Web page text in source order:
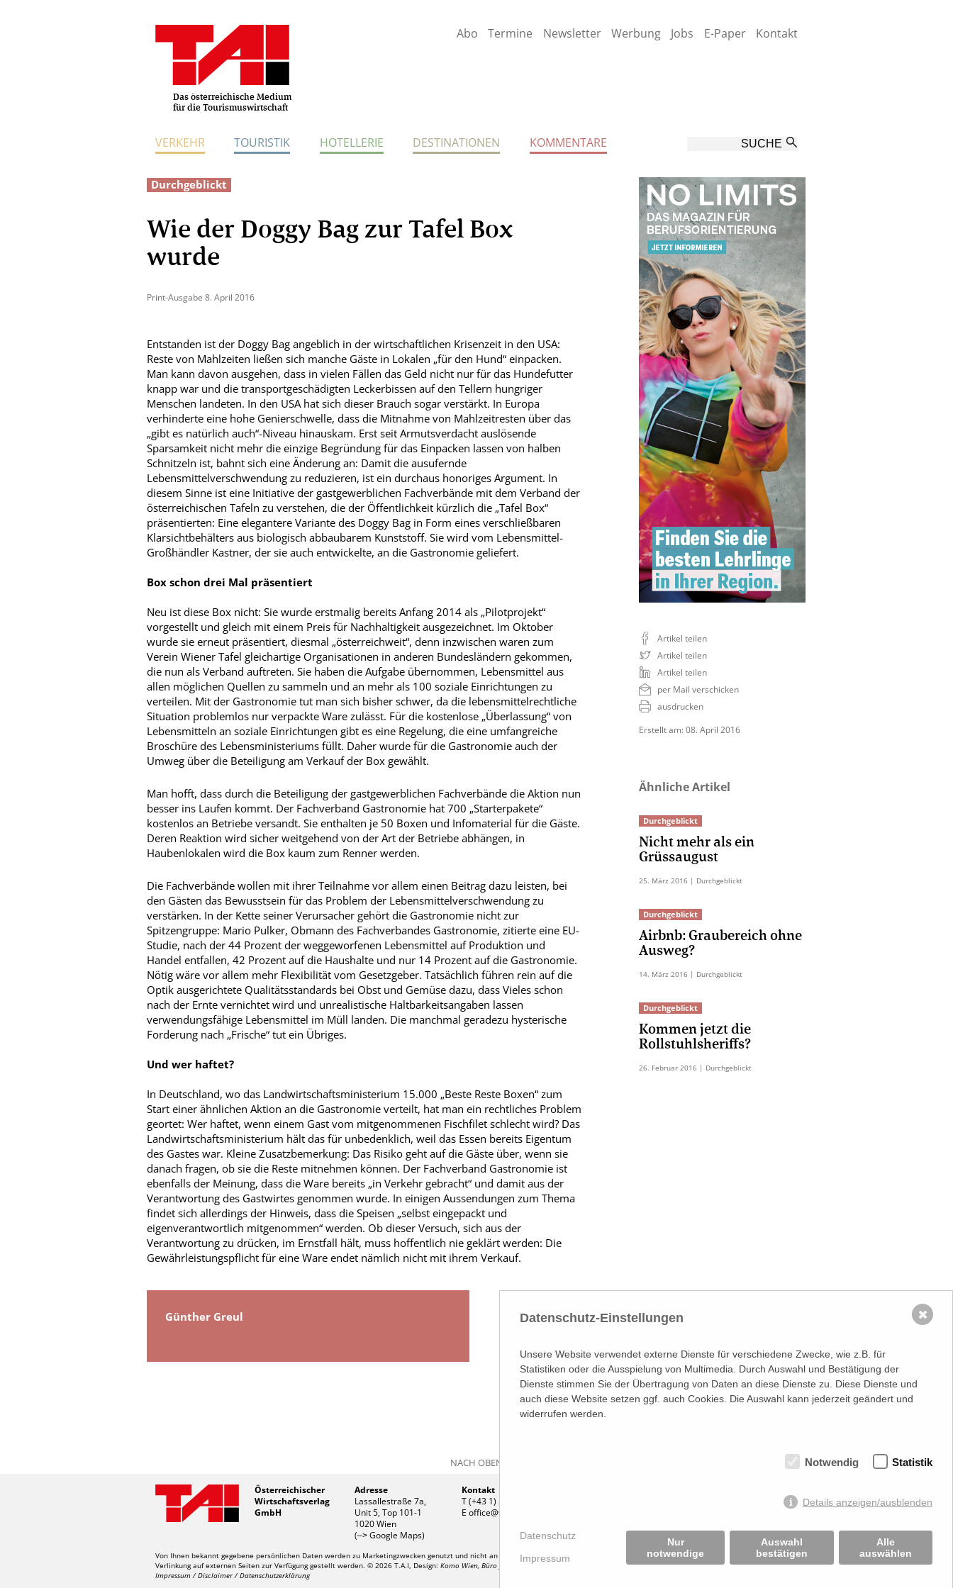
Das österreichische Medium
für die Tourismuswirtschaft
Abo Termine Newsletter Werbung Jobs E-Paper Kontakt
VERKEHR TOURISTIK HOTELLERIE DESTINATIONEN KOMMENTARE
Durchgeblickt
Wie der Doggy Bag zur Tafel Box
wurde
Print-Ausgabe 8. April 2016
Entstanden ist der Doggy Bag angeblich in der wirtschaftlichen Krisenzeit in den USA:
Reste von Mahlzeiten ließen sich manche Gäste in Lokalen „für den Hund“ einpacken.
Man kann davon ausgehen, dass in vielen Fällen das Geld nicht nur für das Hundefutter
knapp war und die transportgeschädigten Leckerbissen auf den Tellern hungriger
Menschen landeten. In den USA hat sich dieser Brauch sogar verstärkt. In Europa
verhinderte eine hohe Genierschwelle, dass die Mitnahme von Mahlzeitresten über das
„gibt es natürlich auch“-Niveau hinauskam. Erst seit Armutsverdacht auslösende
Sparsamkeit nicht mehr die einzige Begründung für das Einpacken lassen von halben
Schnitzeln ist, bahnt sich eine Änderung an: Damit die ausufernde
Lebensmittelverschwendung zu reduzieren, ist ein durchaus honoriges Argument. In
diesem Sinne ist eine Initiative der gastgewerblichen Fachverbände mit dem Verband der
österreichischen Tafeln zu verstehen, die der Öffentlichkeit kürzlich die „Tafel Box“
präsentierten: Eine elegantere Variante des Doggy Bag in Form eines verschließbaren
Klarsichtbehälters aus biologisch abbaubarem Kunststoff. Sie wird vom Lebensmittel-
Großhändler Kastner, der sie auch entwickelte, an die Gastronomie geliefert.
Box schon drei Mal präsentiert
Neu ist diese Box nicht: Sie wurde erstmalig bereits Anfang 2014 als „Pilotprojekt“
vorgestellt und gleich mit einem Preis für Nachhaltigkeit ausgezeichnet. Im Oktober
wurde sie erneut präsentiert, diesmal „österreichweit“, denn inzwischen waren zum
Verein Wiener Tafel gleichartige Organisationen in anderen Bundesländern gekommen,
die nun als Verband auftreten. Sie haben die Aufgabe übernommen, Lebensmittel aus
allen möglichen Quellen zu sammeln und an mehr als 100 soziale Einrichtungen zu
verteilen. Mit der Gastronomie tut man sich bisher schwer, da die lebensmittelrechtliche
Situation problemlos nur verpackte Ware zulässt. Für die kostenlose „Überlassung“ von
Lebensmitteln an soziale Einrichtungen gibt es eine Regelung, die eine umfangreiche
Broschüre des Lebensministeriums füllt. Daher wurde für die Gastronomie auch der
Umweg über die Beteiligung am Verkauf der Box gewählt.
Man hofft, dass durch die Beteiligung der gastgewerblichen Fachverbände die Aktion nun
besser ins Laufen kommt. Der Fachverband Gastronomie hat 700 „Starterpakete“
kostenlos an Betriebe versandt. Sie enthalten je 50 Boxen und Infomaterial für die Gäste.
Deren Reaktion wird sicher weitgehend von der Art der Betriebe abhängen, in
Haubenlokalen wird die Box kaum zum Renner werden.
Die Fachverbände wollen mit ihrer Teilnahme vor allem einen Beitrag dazu leisten, bei
den Gästen das Bewusstsein für das Problem der Lebensmittelverschwendung zu
verstärken. In der Kette seiner Verursacher gehört die Gastronomie nicht zur
Spitzengruppe: Mario Pulker, Obmann des Fachverbandes Gastronomie, zitierte eine EU-
Studie, nach der 44 Prozent der weggeworfenen Lebensmittel auf Produktion und
Handel entfallen, 42 Prozent auf die Haushalte und nur 14 Prozent auf die Gastronomie.
Nötig wäre vor allem mehr Flexibilität vom Gesetzgeber. Tatsächlich führen rein auf die
Optik ausgerichtete Qualitätsstandards bei Obst und Gemüse dazu, dass Vieles schon
nach der Ernte vernichtet wird und unrealistische Haltbarkeitsangaben lassen
verwendungsfähige Lebensmittel im Müll landen. Die manchmal geradezu hysterische
Forderung nach „Frische“ tut ein Übriges.
Und wer haftet?
In Deutschland, wo das Landwirtschaftsministerium 15.000 „Beste Reste Boxen“ zum
Start einer ähnlichen Aktion an die Gastronomie verteilt, hat man ein rechtliches Problem
geortet: Wer haftet, wenn einem Gast vom mitgenommenen Fischfilet schlecht wird? Das
Landwirtschaftsministerium hält das für unbedenklich, weil das Essen bereits Eigentum
des Gastes war. Kleine Zusatzbemerkung: Das Risiko geht auf die Gäste über, wenn sie
danach fragen, ob sie die Reste mitnehmen können. Der Fachverband Gastronomie ist
ebenfalls der Meinung, dass die Ware bereits „in Verkehr gebracht“ und damit aus der
Verantwortung des Gastwirtes genommen wurde. In einigen Aussendungen zum Thema
findet sich allerdings der Hinweis, dass die Speisen „selbst eingepackt und
eigenverantwortlich mitgenommen“ werden. Ob dieser Versuch, sich aus der
Verantwortung zu drücken, im Ernstfall hält, muss hoffentlich nie geklärt werden: Die
Gewährleistungspflicht für eine Ware endet nämlich nicht mit ihrem Verkauf.
Günther Greul
Artikel teilen
Artikel teilen
Artikel teilen
per Mail verschicken
ausdrucken
Erstellt am: 08. April 2016
Ähnliche Artikel
Durchgeblickt
Nicht mehr als ein
Grüssaugust
25. März2016| Durchgeblickt
Durchgeblickt
Airbnb: Graubereich ohne
Ausweg?
14. März2016| Durchgeblickt
Durchgeblickt
Kommen jetzt die
Rollstuhlsheriffs?
26. Februar2016| Durchgeblickt
NACH OBEN
Österreichischer
Wirtschaftsverlag
GmbH
Adresse
Lassallestraße 7a,
Unit 5, Top 101-1
1020 Wien
(–>Google Maps)
Kontakt
T (+43 1) 546 64-0
E office@wirtschaftsverlag.at
Von Ihnen bekannt gegebene persönlichen Daten werden zu Marketingzwecken genutzt und nicht an Dritte weitergegeben. Die T.A.I. übernimmt keine Verantwortung über Inhalte die durch
Verlinkung auf externen Seiten zur Verfügung gestellt werden. © 2026 T.A.I, Design: Komo Wien, Büro für visuelle Angelegenheiten , Programmierung:Beast Communications - www.beast.at,
Impressum / Disclaimer / Datenschutzerklärung
Datenschutz-Einstellungen
Unsere Website verwendet externe Dienste für verschiedene Zwecke, wie z.B. für
Statistiken oder die Ausspielung von Multimedia. Durch Auswahl und Bestätigung der
Dienste stimmen Sie der Übertragung von Daten an diese Dienste zu. Diese Dienste und
auch diese Website setzen ggf. auch Cookies. Die Auswahl kann jederzeit geändert und
widerrufen werden.
Notwendig Statistik
Details anzeigen/ausblenden
Nur
notwendige
Auswahl
bestätigen
Alle
auswählen
Datenschutz
Impressum
✖